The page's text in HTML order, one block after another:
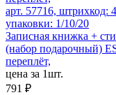
арт. 57716, штрихкод:
упаковки: 1/10/20
Записная книжка +
(набор подарочный)
переплёт,
цена за 1шт.
791 ₽